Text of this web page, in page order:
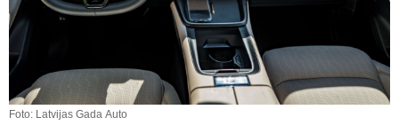
Foto: Latvijas Gada Auto